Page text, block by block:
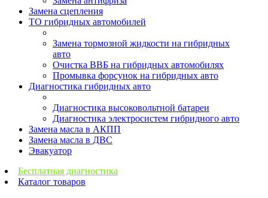
Замена сцепления
ТО гибридных автомобилей
Замена тормозной жидкости на гибридных
авто
Очистка ВВБ на гибридных автомобилях
Промывка форсунок на гибридных авто
Диагностика гибридных авто
Диагностика высоковольтной батареи
Диагностика электросистем гибридного авто
Замена масла в АКПП
Замена масла в ДВС
Эвакуатор
Бесплатная диагностика
Каталог товаров